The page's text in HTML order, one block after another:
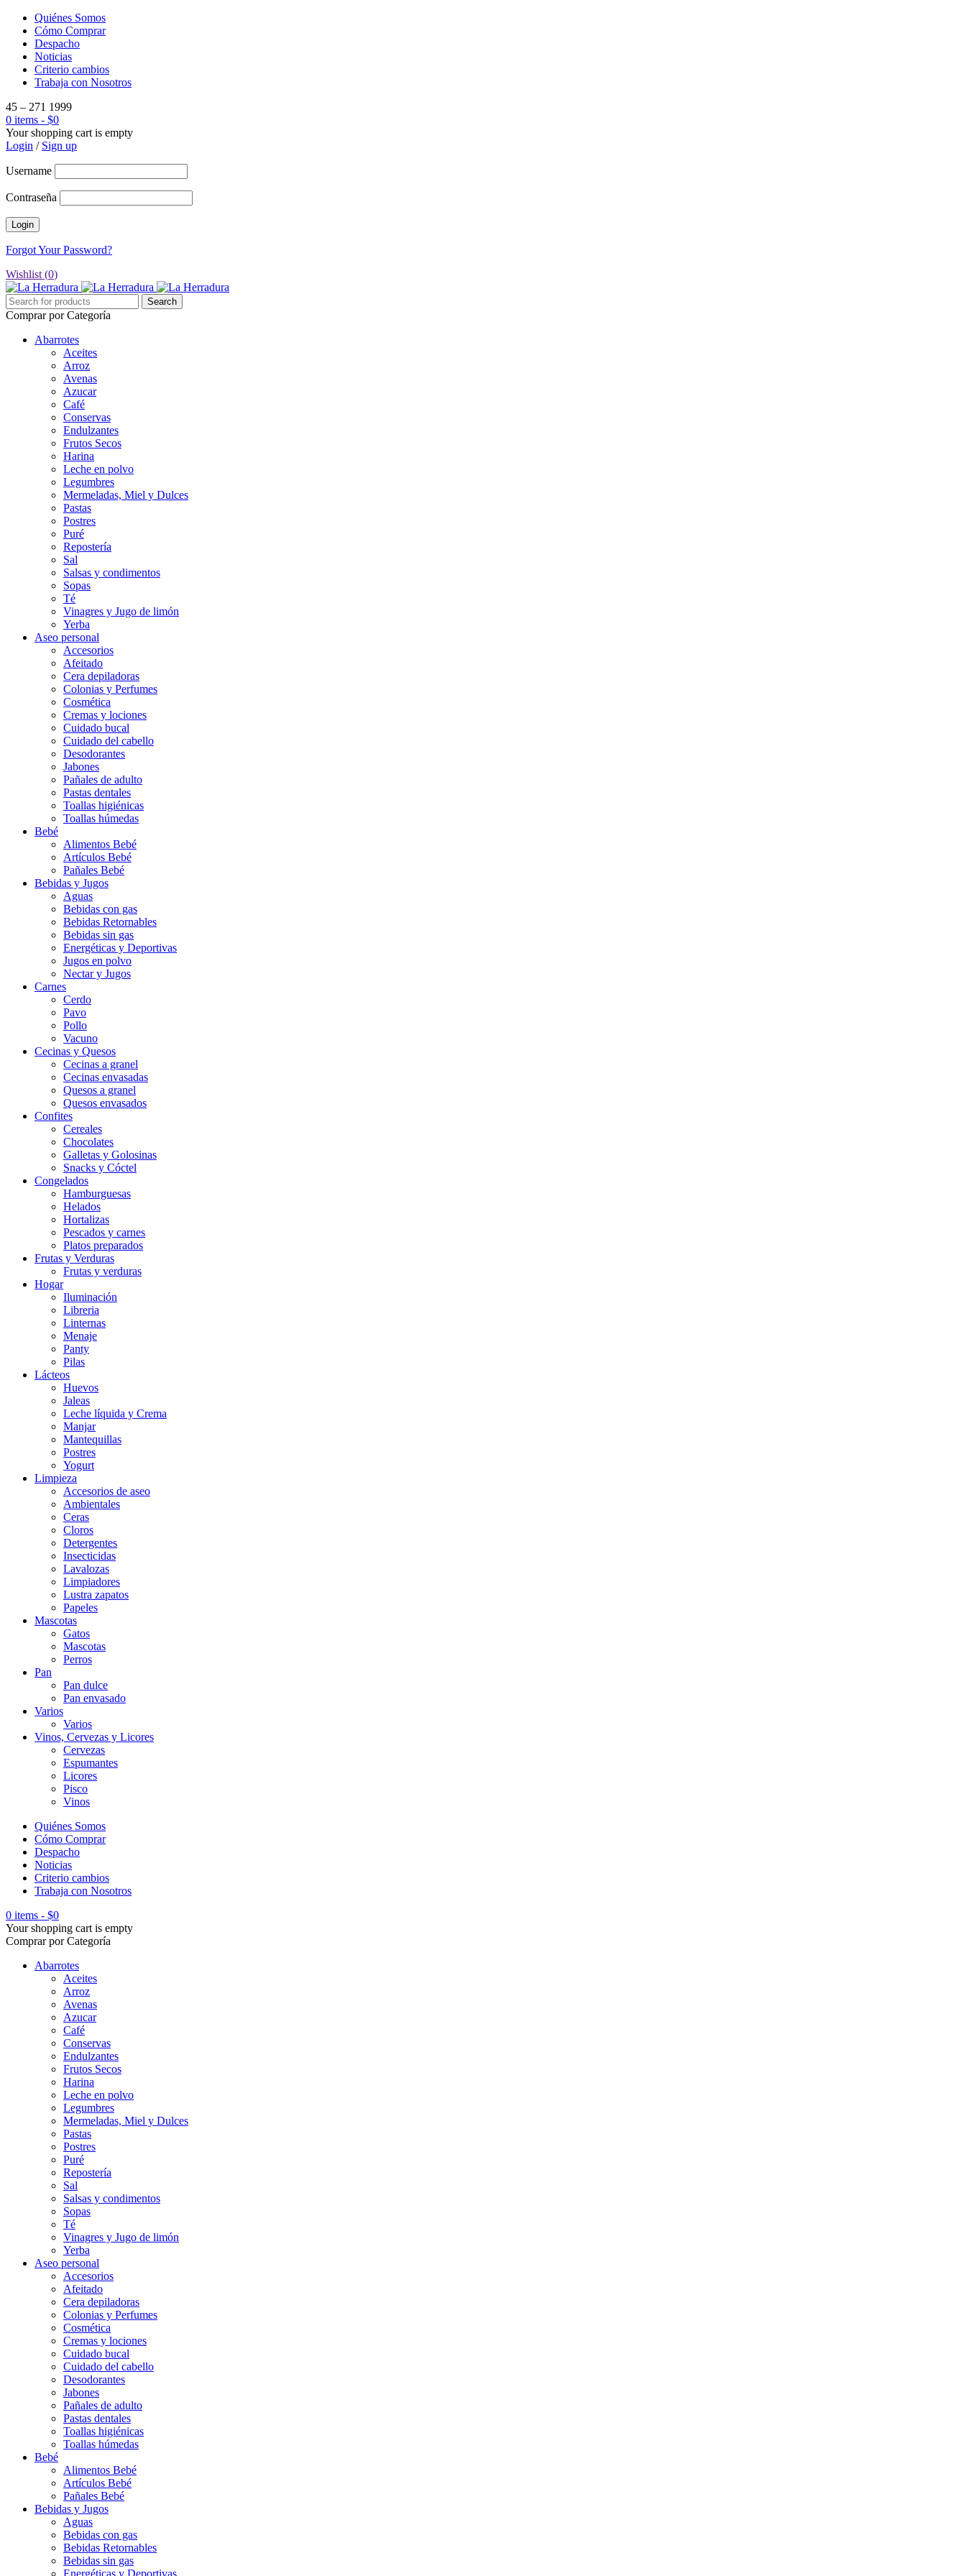
Quiénes Somos
Cómo Comprar
Despacho
Noticias
Criterio cambios
Trabaja con Nosotros
45 – 271 1999
0 items - $0
Your shopping cart is empty
Login / Sign up
Username
Contraseña
Forgot Your Password?
Wishlist (0)
Comprar por Categoría
Abarrotes
Aceites
Arroz
Avenas
Azucar
Café
Conservas
Endulzantes
Frutos Secos
Harina
Leche en polvo
Legumbres
Mermeladas, Miel y Dulces
Pastas
Postres
Puré
Repostería
Sal
Salsas y condimentos
Sopas
Té
Vinagres y Jugo de limón
Yerba
Aseo personal
Accesorios
Afeitado
Cera depiladoras
Colonias y Perfumes
Cosmética
Cremas y lociones
Cuidado bucal
Cuidado del cabello
Desodorantes
Jabones
Pañales de adulto
Pastas dentales
Toallas higiénicas
Toallas húmedas
Bebé
Alimentos Bebé
Artículos Bebé
Pañales Bebé
Bebidas y Jugos
Aguas
Bebidas con gas
Bebidas Retornables
Bebidas sin gas
Energéticas y Deportivas
Jugos en polvo
Nectar y Jugos
Carnes
Cerdo
Pavo
Pollo
Vacuno
Cecinas y Quesos
Cecinas a granel
Cecinas envasadas
Quesos a granel
Quesos envasados
Confites
Cereales
Chocolates
Galletas y Golosinas
Snacks y Cóctel
Congelados
Hamburguesas
Helados
Hortalizas
Pescados y carnes
Platos preparados
Frutas y Verduras
Frutas y verduras
Hogar
Iluminación
Libreria
Linternas
Menaje
Panty
Pilas
Lácteos
Huevos
Jaleas
Leche líquida y Crema
Manjar
Mantequillas
Postres
Yogurt
Limpieza
Accesorios de aseo
Ambientales
Ceras
Cloros
Detergentes
Insecticidas
Lavalozas
Limpiadores
Lustra zapatos
Papeles
Mascotas
Gatos
Mascotas
Perros
Pan
Pan dulce
Pan envasado
Varios
Varios
Vinos, Cervezas y Licores
Cervezas
Espumantes
Licores
Pisco
Vinos
Quiénes Somos
Cómo Comprar
Despacho
Noticias
Criterio cambios
Trabaja con Nosotros
0 items - $0
Your shopping cart is empty
Comprar por Categoría
Abarrotes
Aceites
Arroz
Avenas
Azucar
Café
Conservas
Endulzantes
Frutos Secos
Harina
Leche en polvo
Legumbres
Mermeladas, Miel y Dulces
Pastas
Postres
Puré
Repostería
Sal
Salsas y condimentos
Sopas
Té
Vinagres y Jugo de limón
Yerba
Aseo personal
Accesorios
Afeitado
Cera depiladoras
Colonias y Perfumes
Cosmética
Cremas y lociones
Cuidado bucal
Cuidado del cabello
Desodorantes
Jabones
Pañales de adulto
Pastas dentales
Toallas higiénicas
Toallas húmedas
Bebé
Alimentos Bebé
Artículos Bebé
Pañales Bebé
Bebidas y Jugos
Aguas
Bebidas con gas
Bebidas Retornables
Bebidas sin gas
Energéticas y Deportivas